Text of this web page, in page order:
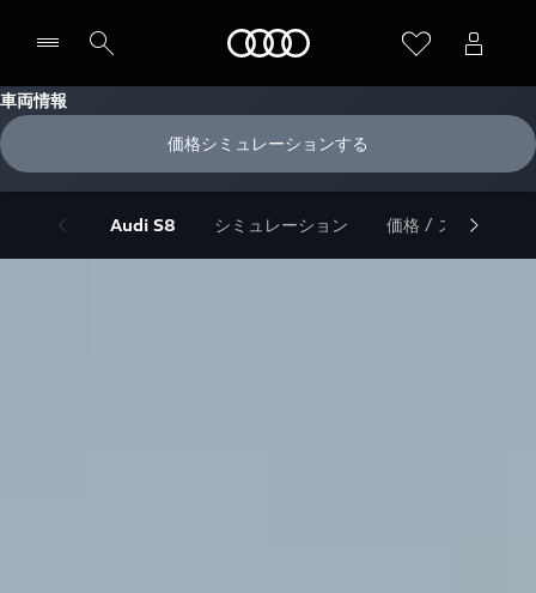
車両情報
価格シミュレーションする
Audi S8 シミュレーション 価格 / スペック /